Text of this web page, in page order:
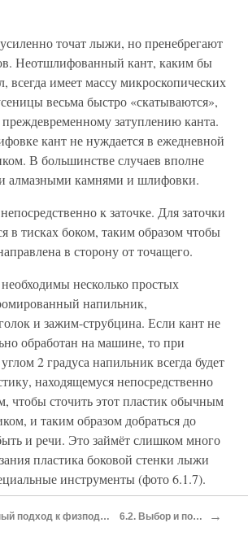
точат лыжи, но пренебрегают
Неотшлифованный кант, каким бы
всегда имеет массу микроскопических
весьма быстро «скатываются»,
затуплению канта.
кант не нуждается в ежедневной
В большинстве случаев вполне
алмазными камнями и шлифовки.
к заточке. Для заточки
в тисках боком, таким образом чтобы
в сторону от точащего.
несколько простых
напильник,
и зажим-струбцина. Если кант не
обработан на машине, то при
2 градуса напильник всегда будет
находящемуся непосредственно
чтобы сточить этот пластик обычным
и таким образом добраться до
и речи. Это займёт слишком много
пластика боковой стенки лыжи
инструменты (фото 6.1.7).
5.5. Альтернативный подход к физподготовке — метод Бюргмюллера 6.2. Выбор и подгонка ботинок →